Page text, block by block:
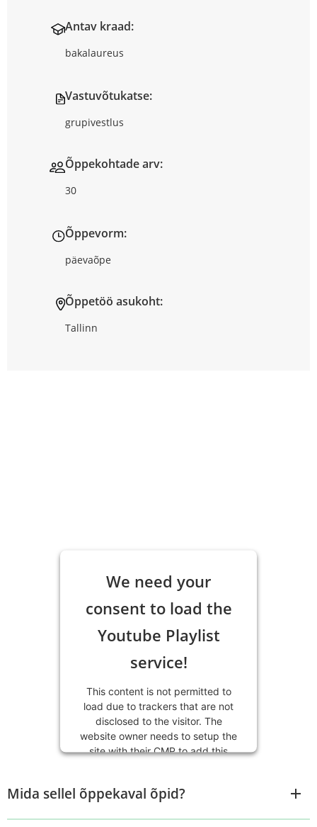
Antav kraad:
bakalaureus
Vastuvõtukatse:
grupivestlus
Õppekohtade arv:
30
Õppevorm:
päevaõpe
Õppetöö asukoht:
Tallinn
We need your
consent to load the
Youtube Playlist
service!
This content is not permitted to
load due to trackers that are not
disclosed to the visitor. The
website owner needs to setup the
site with their CMP to add this
Powered by
Usercentrics
Consent Management Platform
Mida sellel õppekaval õpid?